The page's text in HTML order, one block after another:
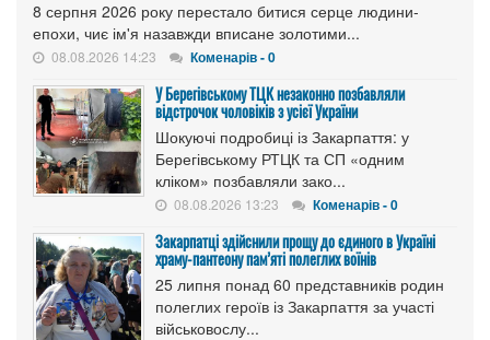
8 серпня 2026 року перестало битися серце людини-
епохи, чиє ім'я назавжди вписане золотими...
08.08.2026 14:23 Коменарів - 0
У Берегівському ТЦК незаконно позбавляли
відстрочок чоловіків з усієї України
Шокуючі подробиці із Закарпаття: у
Берегівському РТЦК та СП «одним
кліком» позбавляли зако...
08.08.2026 13:23 Коменарів - 0
Закарпатці здійснили прощу до єдиного в Україні
храму-пантеону пам’яті полеглих воїнів
25 липня понад 60 представників родин
полеглих героїв із Закарпаття за участі
військовослу...